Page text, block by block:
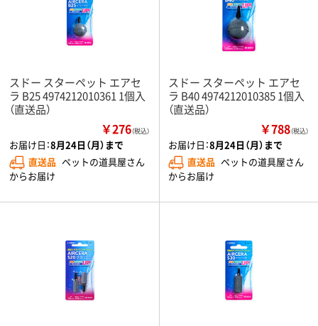
スドー スターペット エアセ
ラ B25 4974212010361 1個入
（直送品）
￥276（税込）
お届け日：8月24日（月）まで
直送品 ペットの道具屋さん
からお届け
スドー スターペット エアセ
ラ B40 4974212010385 1個入
（直送品）
￥788（税込）
お届け日：8月24日（月）まで
直送品 ペットの道具屋さん
からお届け